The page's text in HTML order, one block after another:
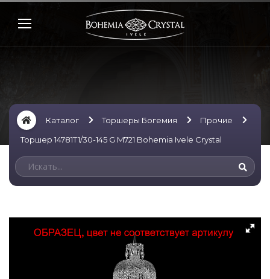
Каталог Торшеры Богемия
Прочие
Торшер 14781T1/30-145 G M721 Bohemia Ivele Crystal